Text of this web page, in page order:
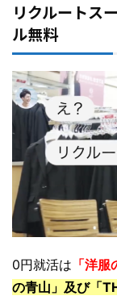
リクルートス
ル無料
0円就活は 「洋服
の青山」及び「